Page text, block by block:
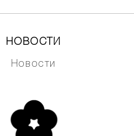
НОВОСТИ
Новости